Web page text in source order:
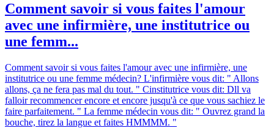
Comment savoir si vous faites l'amour
avec une infirmière, une institutrice ou
une femm...
Comment savoir si vous faites l'amour avec une infirmière, une
institutrice ou une femme médecin? L'infirmière vous dit: " Allons
allons, ça ne fera pas mal du tout. " Cinstitutrice vous dit: Dll va
falloir recommencer encore et encore jusqu'à ce que vous sachiez le
faire parfaitement. " La femme médecin vous dit: " Ouvrez grand la
bouche, tirez la langue et faites HMMMM. "